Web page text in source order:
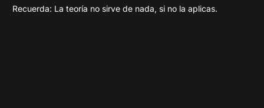
Recuerda: La teoría no sirve de nada, si no la aplicas.